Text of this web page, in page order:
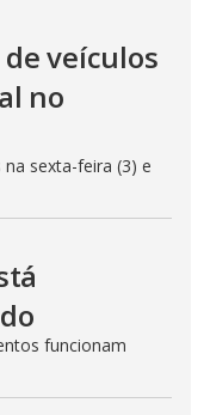
veículos
no
sexta-feira (3) e
funcionam